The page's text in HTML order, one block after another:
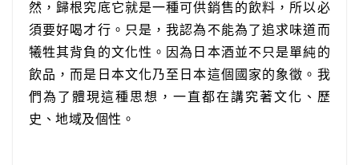
然，歸根究底它就是一種可供銷售的飲料，所以必
須要好喝才行。只是，我認為不能為了追求味道而
犧牲其背負的文化性。因為日本酒並不只是單純的
飲品，而是日本文化乃至日本這個國家的象徵。我
們為了體現這種思想，一直都在講究著文化、歷
史、地域及個性。